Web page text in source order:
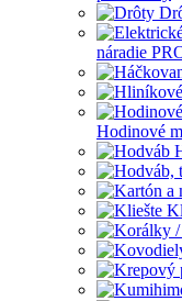
náradie
Hodinové